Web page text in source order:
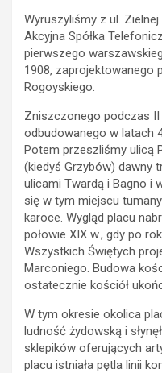
Wyruszyliśmy z ul.
Akcyjna Spółka
pierwszego
1908, zaprojektowanego
Rogoyskiego.
Zniszczonego podczas
odbudowanego w latach
Potem przeszliśmy ulicą
(kiedyś Grzybów) dawny
ulicami Twardą i Bagno i
się w tym miejscu
karoce. Wygląd placu
połowie XIX w., gdy po
Wszystkich Świętych
Marconiego. Budowa
ostatecznie kościół
W tym okresie okolica
ludność żydowską i
sklepików oferujących
placu istniała pętla linii